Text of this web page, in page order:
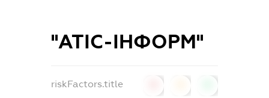
''АТІС-ІНФОРМ''
riskFactors.title